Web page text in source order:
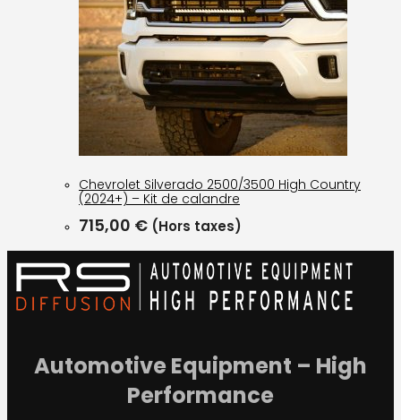
Chevrolet Silverado 2500/3500 High Country
(2024+) – Kit de calandre
715,00 € (Hors taxes)
Automotive Equipment – High
Performance